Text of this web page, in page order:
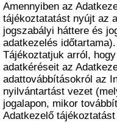
Amennyiben az
tájékoztatatást nyújt az
jogszabályi háttere és
adatkezelés időtartama).
Tájékoztatjuk arról,
adatkéréseit az
adattovábbításokról az
nyilvántartást vezet
jogalapon, mikor
Adatkezelő